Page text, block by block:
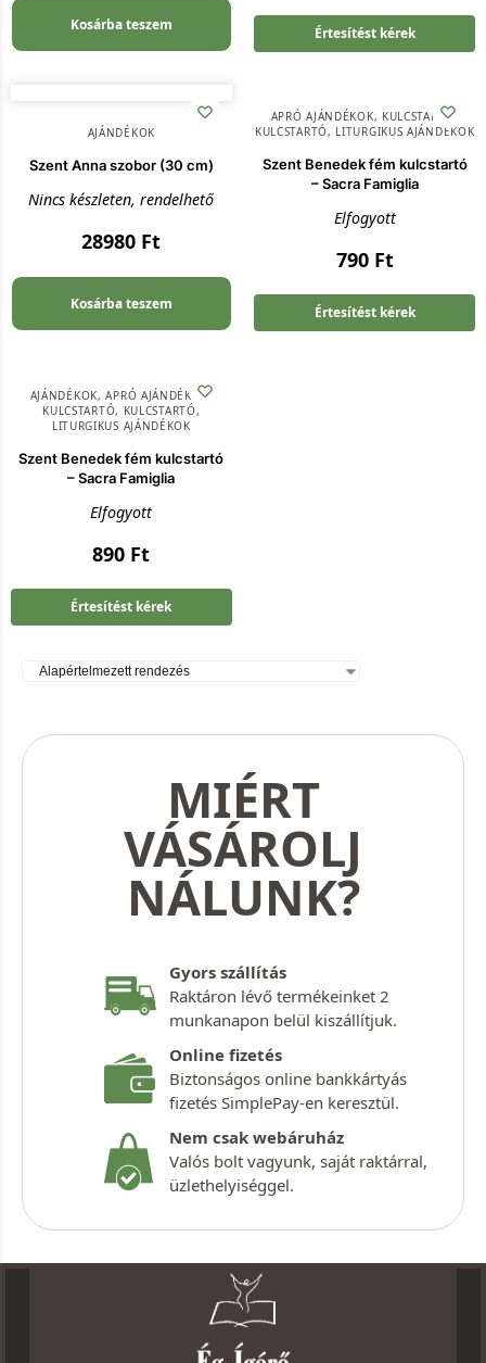
Kosárba teszem Értesítést kérek
AJÁNDÉKOK
Szent Anna szobor (30 cm)
Nincs készleten, rendelhető
28980 Ft
Kosárba teszem
APRÓ AJÁNDÉKOK, KULCSTARTÓ,
KULCSTARTÓ, LITURGIKUS AJÁNDÉKOK
Szent Benedek fém kulcstartó
– Sacra Famiglia
Elfogyott
790 Ft
Értesítést kérek
AJÁNDÉKOK,APRÓ AJÁNDÉKOK,
KULCSTARTÓ, KULCSTARTÓ,
LITURGIKUS AJÁNDÉKOK
Szent Benedek fém kulcstartó
– Sacra Famiglia
Elfogyott
890 Ft
Értesítést kérek
MIÉRT
VÁSÁROLJ
NÁLUNK?
Gyors szállítás
Raktáron lévő termékeinket 2
munkanapon belül kiszállítjuk.
Online fizetés
Biztonságos online bankkártyás
fizetés SimplePay-en keresztül.
Nem csak webáruház
Valós bolt vagyunk, saját raktárral,
üzlethelyiséggel.